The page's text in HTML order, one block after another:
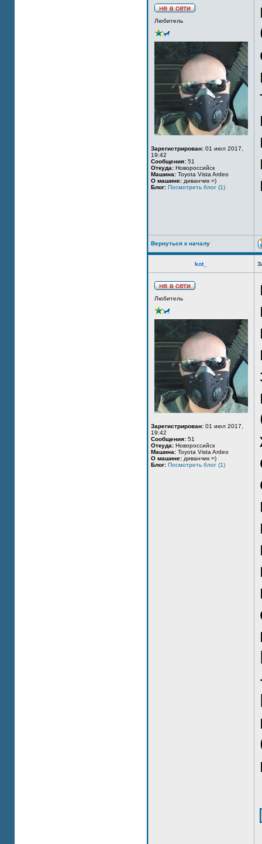
Любитель
Зарегистрирован: 01 июл 2017,
19:42
Сообщения: 51
Откуда: Новороссийск
Машина: Toyota Vista Ardeo
О машине: диванчик =)
Блог: Посмотреть блог (1)
Вернуться к началу
kot_
Любитель
Зарегистрирован: 01 июл 2017,
19:42
Сообщения: 51
Откуда: Новороссийск
Машина: Toyota Vista Ardeo
О машине: диванчик =)
Блог: Посмотреть блог (1)